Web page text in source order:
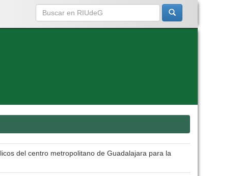
del centro metropolitano de Guadalajara para la